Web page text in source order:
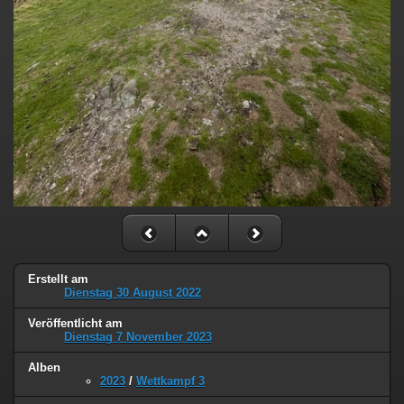
Erstellt am
Dienstag 30 August 2022
Veröffentlicht am
Dienstag 7 November 2023
Alben
2023 / Wettkampf 3